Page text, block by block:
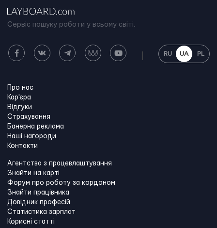
Сервіс пошуку роботи у всьому світі.
RU UA PL
Про нас
Кар'єра
Відгуки
Страхування
Банерна реклама
Наші нагороди
Контакти
Агентства з працевлаштування
Знайти на карті
Форум про роботу за кордоном
Знайти працівника
Довідник професій
Статистика зарплат
Корисні статті